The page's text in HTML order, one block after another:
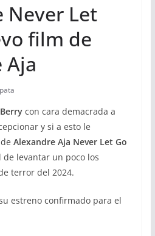
Never Let
film de
Aja
con cara demacrada a
y si a esto le
Alexandre Aja Never Let Go
levantar un poco los
terror del 2024.
estreno confirmado para el